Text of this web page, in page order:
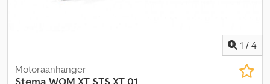
1 / 4
Motoraanhanger